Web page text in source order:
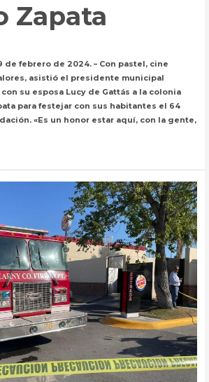
Zapata
de febrero de 2024. – Con pastel, cine
asistió el presidente municipal
su esposa Lucy de Gattás a la colonia
para festejar con sus habitantes el 64
«Es un honor estar aquí, con la gente,